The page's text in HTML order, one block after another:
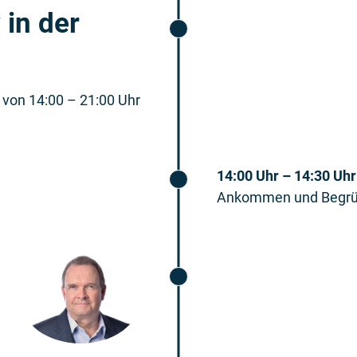
in der
14:00 – 21:00 Uhr
14:00 Uhr – 14:30 Uhr
Ankommen und